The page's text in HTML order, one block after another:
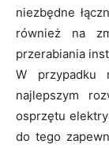
niezbędne
również na
przerabiania
W przypadku
najlepszym
osprzętu
do tego